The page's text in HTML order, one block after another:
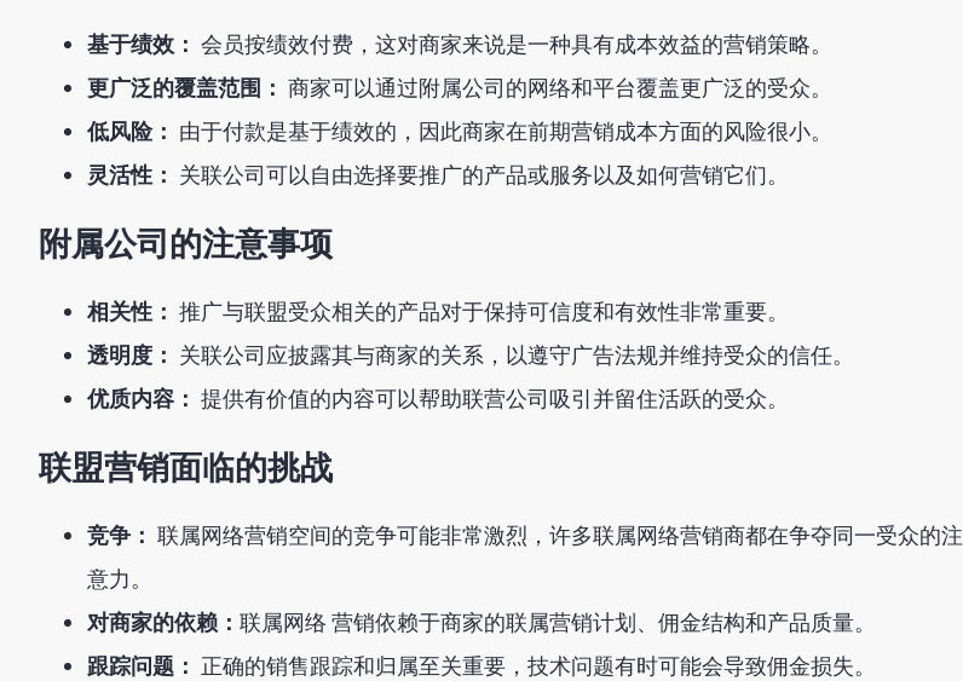
基于绩效： 会员按绩效付费，这对商家来说是一种具有成本效益的营销策略。
更广泛的覆盖范围： 商家可以通过附属公司的网络和平台覆盖更广泛的受众。
低风险： 由于付款是基于绩效的，因此商家在前期营销成本方面的风险很小。
灵活性： 关联公司可以自由选择要推广的产品或服务以及如何营销它们。
附属公司的注意事项
相关性： 推广与联盟受众相关的产品对于保持可信度和有效性非常重要。
透明度： 关联公司应披露其与商家的关系，以遵守广告法规并维持受众的信任。
优质内容： 提供有价值的内容可以帮助联营公司吸引并留住活跃的受众。
联盟营销面临的挑战
竞争： 联属网络营销空间的竞争可能非常激烈，许多联属网络营销商都在争夺同一受众的注
意力。
对商家的依赖： 联属网络 营销依赖于商家的联属营销计划、佣金结构和产品质量。
跟踪问题： 正确的销售跟踪和归属至关重要，技术问题有时可能会导致佣金损失。